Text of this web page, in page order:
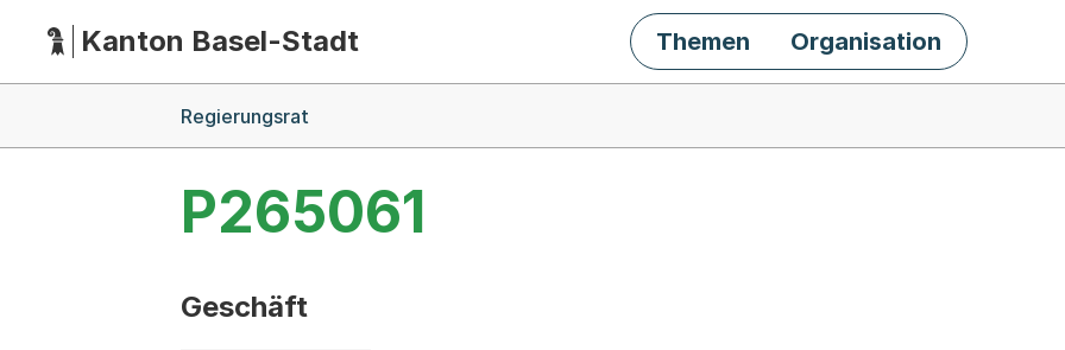
HauptnavigationKanton Basel-Stadt Themen Organisation
Regierungsrat
P265061
Geschäft